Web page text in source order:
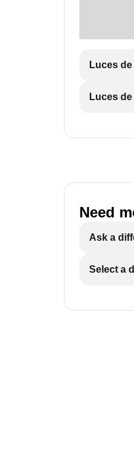
Luces
Luces
Need
Ask a
Select a